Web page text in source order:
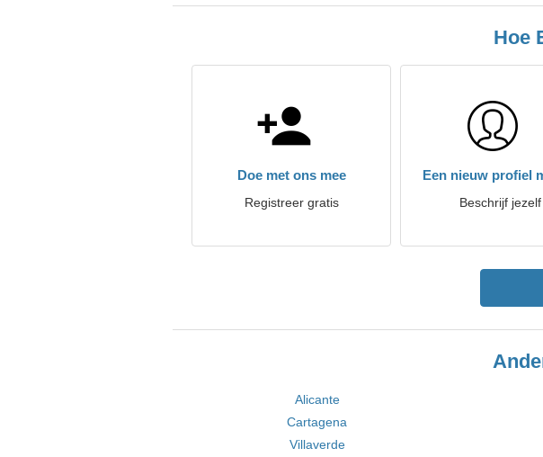
Hoe
Doe met ons mee
Registreer gratis
Een nieuw profiel
Beschrijf jezelf
Alicante
Cartagena
Villaverde